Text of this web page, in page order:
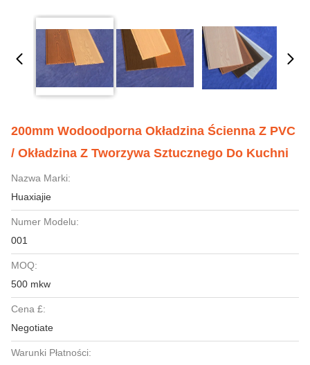
200mm Wodoodporna Okładzina Ścienna Z PVC
/ Okładzina Z Tworzywa Sztucznego Do Kuchni
Nazwa Marki:
Huaxiajie
Numer Modelu:
001
MOQ:
500 mkw
Cena £:
Negotiate
Warunki Płatności: